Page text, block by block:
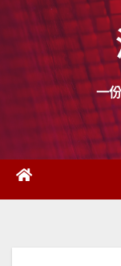
Skip
content
一